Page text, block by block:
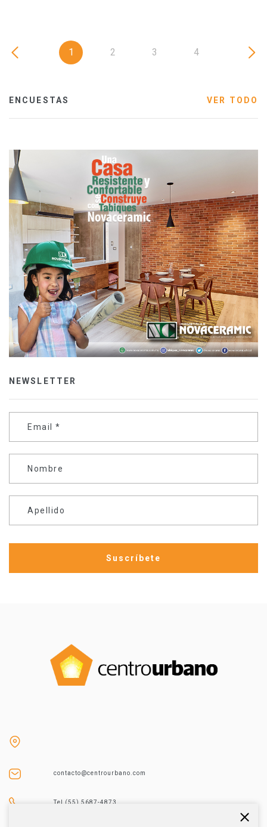
1 2 3 4
ENCUESTAS VER TODO
NEWSLETTER
Email *
Nombre
Apellido
contacto@centrourbano.com
Tel (55) 5687-4873